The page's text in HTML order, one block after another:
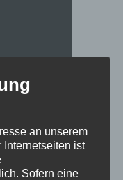
an unserem
Internetseiten ist
Sofern eine